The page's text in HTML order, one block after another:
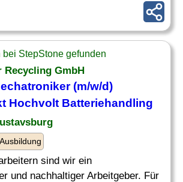
bei StepStone gefunden
Recycling GmbH
(m/w/d)
Hochvolt Batteriehandling
sind wir ein
und nachhaltiger Arbeitgeber. Für